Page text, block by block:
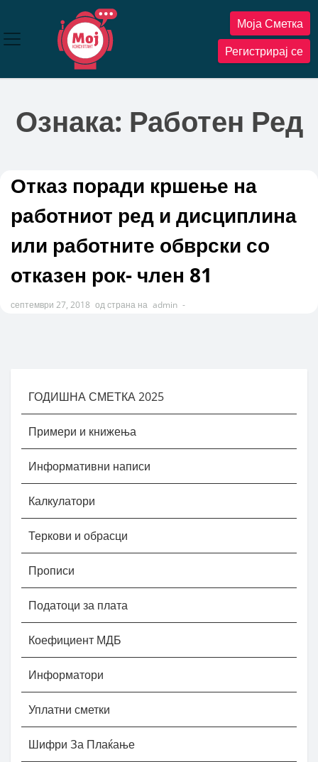
содржината
Моја Сметка
Регистрирај се
Ознака: Работен Ред
Отказ поради кршење на
работниот ред и дисциплина
или работните обврски со
отказен рок- член 81
септември 27, 2018 од страна на admin -
ГОДИШНА СМЕТКА 2025
Примери и книжења
Информативни написи
Калкулатори
Теркови и обрасци
Прописи
Податоци за плата
Коефициент МДБ
Информатори
Уплатни сметки
Шифри За Плаќање